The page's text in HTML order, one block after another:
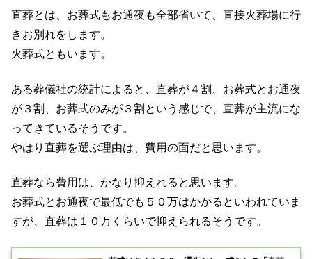
直葬とは、お葬式もお通夜も全部省いて、直接火葬場に行
きお別れをします。
火葬式ともいます。
ある葬儀社の統計によると、直葬が４割、お葬式とお通夜
が３割、お葬式のみが３割という感じで、直葬が主流にな
ってきているそうです。
やはり直葬を選ぶ理由は、費用の面だと思います。
直葬なら費用は、かなり抑えれると思います。
お葬式とお通夜で最低でも５０万はかかるといわれていま
すが、直葬は１０万くらいで抑えられるそうです。